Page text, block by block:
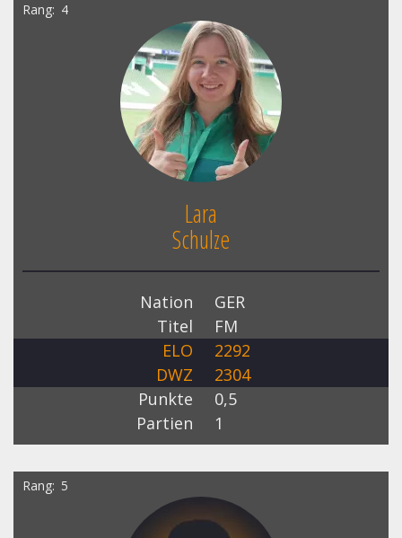
Rang 4
Lara
Schulze
Nation
GER
Titel
FM
ELO
2292
DWZ
2304
Punkte
0,5
Partien
1
Rang 5